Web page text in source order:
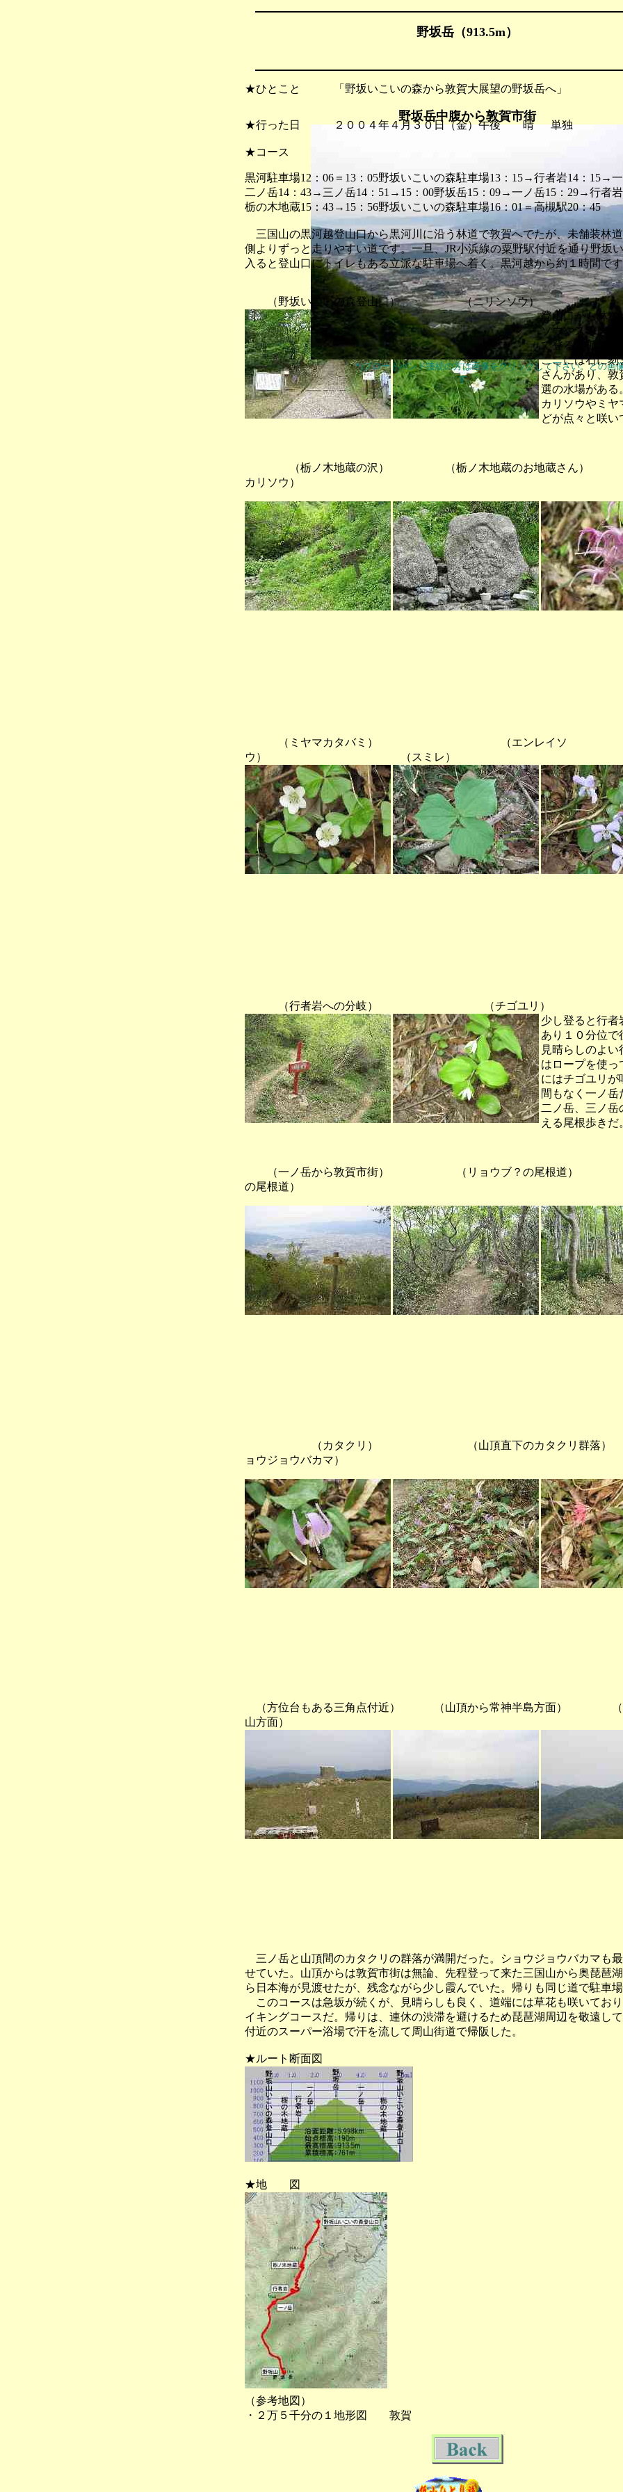
野坂岳（913.5m）
★ひとこと 「野坂いこいの森から敦賀大展望の野坂岳へ」
野坂岳中腹から敦賀市街
*)ブロードバンド接続の方は画像をクリックして下さい。どの画
す。
★行った日 ２００４年４月３０日（金）午後 晴 単独
★コース
黒河駐車場12：06＝13：05野坂いこいの森駐車場13：15→行者岩14：15→
二ノ岳14：43→三ノ岳14：51→15：00野坂岳15：09→一ノ岳15：29→行者
栃の木地蔵15：43→15：56野坂いこいの森駐車場16：01＝高槻駅20：45
三国山の黒河越登山口から黒河川に沿う林道で敦賀へでたが、未舗装林
側よりずっと走りやすい道です。一旦、JR小浜線の粟野駅付近を通り野坂
入ると登山口にトイレもある立派な駐車場へ着く。黒河越から約１時間で
（野坂いこいの森登山口） （ニリンソウ）
登山口から林を
ソウやスミレの
て登ると栃ノ木
ここには石に刻
さんがあり、敦
選の水場がある
カリソウやミヤ
どが点々と咲い
（栃ノ木地蔵の沢） （栃ノ木地蔵のお地蔵さ
カリソウ）
（ミヤマカタバミ） （エンレイソ
ウ） （スミレ）
（行者岩への分岐） （チゴユリ）
少し登ると行者
あり１０分位で
見晴らしのよ
はロープを使っ
にはチゴユリが
間もなく一ノ岳
二ノ岳、三ノ岳
える尾根歩きだ
（一ノ岳から敦賀市街） （リョウブ？の尾根道
の尾根道）
（カタクリ） （山頂直下のカタクリ群
ョウジョウバカマ）
（方位台もある三角点付近） （山頂から常神半島方面） （
山方面）
三ノ岳と山頂間のカタクリの群落が満開だった。ショウジョウバカマも
せていた。山頂からは敦賀市街は無論、先程登って来た三国山から奥琵琶
ら日本海が見渡せたが、残念ながら少し霞んでいた。帰りも同じ道で駐車
このコースは急坂が続くが、見晴らしも良く、道端には草花も咲いてお
イキングコースだ。帰りは、連休の渋滞を避けるため琵琶湖周辺を敬遠し
付近のスーパー浴場で汗を流して周山街道で帰阪した。
★ルート断面図
★地 図
（参考地図）
・２万５千分の１地形図 敦賀